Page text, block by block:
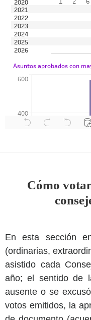
Cómo
En esta sección
(ordinarias,
asistido cada
año; el sentido de
ausente o se
votos emitidos, la